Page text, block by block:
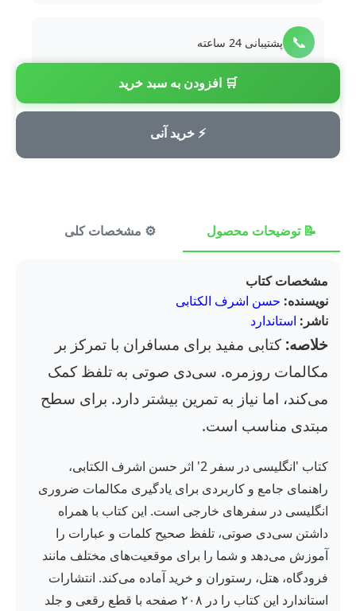
🛒 افزودن به سبد خرید
⚡ خرید آنی
📞 پشتیبانی 24 ساعته
💳 پرداخت امن
📝 توضیحات محصول ⚙️ مشخصات کلی
مشخصات کتاب
نویسنده: حسن اشرف الکتابی
ناشر: استاندارد
خلاصه: کتابی مفید برای مسافران با تمرکز بر
مکالمات روزمره. سی‌دی صوتی به تلفظ کمک
می‌کند، اما نیاز به تمرین بیشتر دارد. برای سطح
مبتدی مناسب است.
کتاب 'انگلیسی در سفر 2' اثر حسن اشرف الکتابی،
راهنمای جامع و کاربردی برای یادگیری مکالمات ضروری
انگلیسی در سفرهای خارجی است. این کتاب با همراه
داشتن سی‌دی صوتی، تلفظ صحیح کلمات و عبارات را
آموزش می‌دهد و شما را برای موقعیت‌های مختلف مانند
فرودگاه، هتل، رستوران و خرید آماده می‌کند. انتشارات
استاندارد این کتاب را در ۲۰۸ صفحه با قطع رقعی و جلد